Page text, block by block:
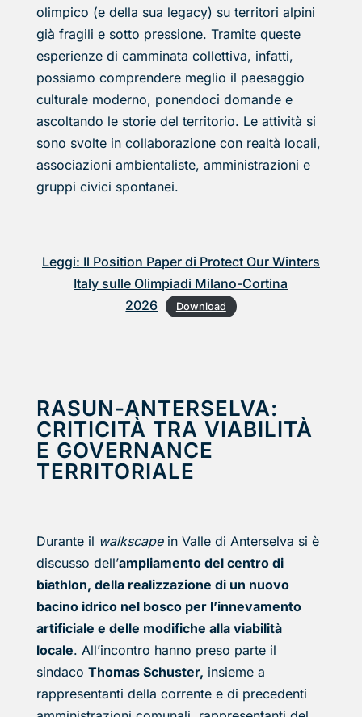
olimpico (e della sua legacy) su territori alpini
già fragili e sotto pressione. Tramite queste
esperienze di camminata collettiva, infatti,
possiamo comprendere meglio il paesaggio
culturale moderno, ponendoci domande e
ascoltando le storie del territorio. Le attività si
sono svolte in collaborazione con realtà locali,
associazioni ambientaliste, amministrazioni e
gruppi civici spontanei.
Leggi: Il Position Paper di Protect Our Winters
Italy sulle Olimpiadi Milano-Cortina
2026
Download
RASUN-ANTERSELVA:
CRITICITÀ TRA VIABILITÀ
E GOVERNANCE
TERRITORIALE
Durante il walkscapein Valle di Anterselva si è
discusso dell’ampliamento del centro di
biathlon, della realizzazione di un nuovo
bacino idrico nel bosco per l’innevamento
artificiale e delle modifiche alla viabilità
locale. All’incontro hanno preso parte il
sindaco Thomas Schuster, insieme a
rappresentanti della corrente e di precedenti